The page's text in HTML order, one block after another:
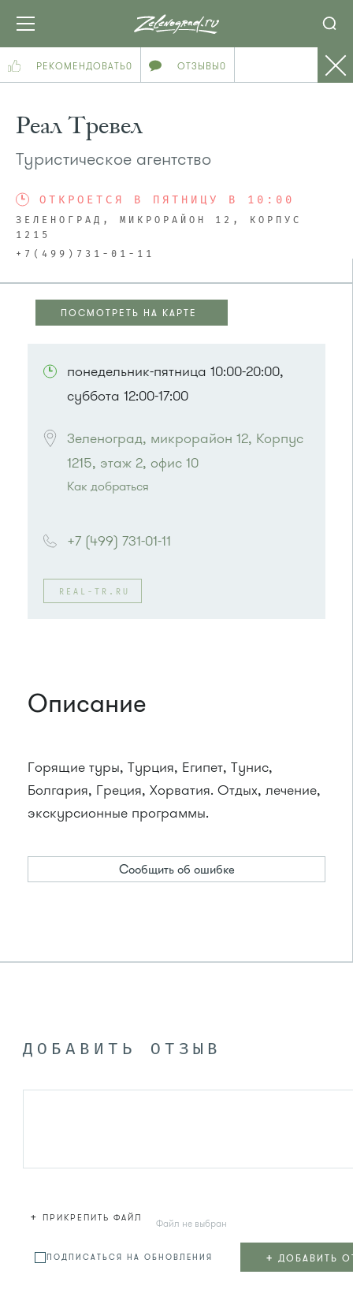
РЕКОМЕНДОВАТЬ0 ОТЗЫВЫ0
Реал Тревел
Туристическое агентство
ОТКРОЕТСЯ В ПЯТНИЦУ В 10:00
ЗЕЛЕНОГРАД, МИКРОРАЙОН 12, КОРПУС
1215
+7(499)731-01-11
ПОСМОТРЕТЬ НА КАРТЕ
понедельник-пятница 10:00-20:00,
суббота 12:00-17:00
Зеленоград, микрорайон 12, Корпус
1215, этаж 2, офис 10
Как добраться
Автобусы № 1, 4, 8, 10, 12, 13, 15, 23, 29, 312,
377, 390, 476, 493.
431м, 476, 476м, 720м, 900, 903
или до остановки
+7 (499) 731-01-11
REAL-TR.RU
Описание
Горящие туры, Турция, Египет, Тунис,
Болгария, Греция, Хорватия. Отдых, лечение,
экскурсионные программы.
Сообщить об ошибке
ДОБАВИТЬ ОТЗЫВ
+ ПРИКРЕПИТЬ ФАЙЛ Файл не выбран
ПОДПИСАТЬСЯ НА ОБНОВЛЕНИЯ + ДОБАВИТЬ